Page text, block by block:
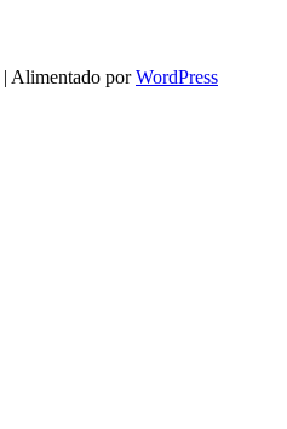
| Alimentado porWordPress